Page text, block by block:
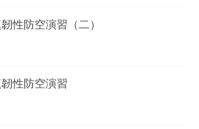
性防空演習（二）
性防空演習